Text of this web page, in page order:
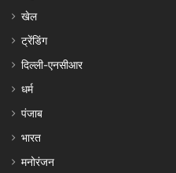
खेल
ट्रेंडिंग
दिल्ली-एनसीआर
धर्म
पंजाब
भारत
मनोरंजन